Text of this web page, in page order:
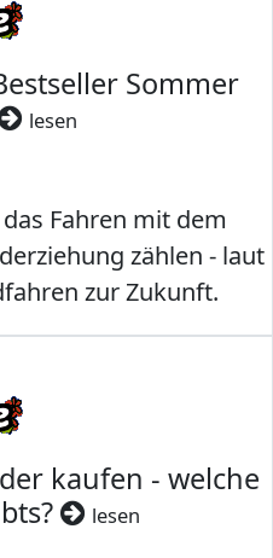
Sommer
lesen
Fahren mit dem
zählen - laut
zur Zukunft.
kaufen - welche
lesen